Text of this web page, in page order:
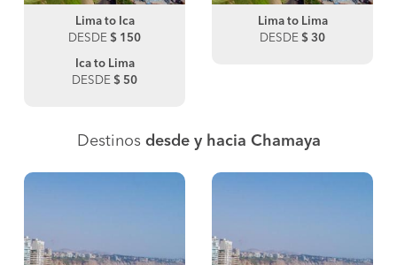
Lima to Ica
DESDE $ 150
Ica to Lima
DESDE $ 50
Lima to Lima
DESDE $ 30
Destinos desde y hacia Chamaya